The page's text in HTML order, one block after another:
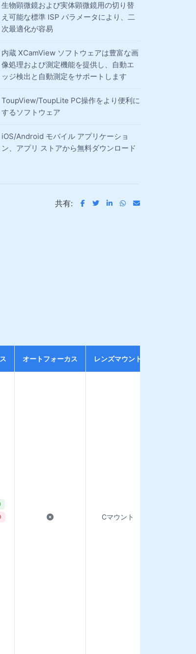
生物顕微鏡および実体顕微鏡用の切り替
え可能な標準 ISP パラメータにより、二
次最適化が容易
内蔵 XCamView ソフトウェアは豊富な画
像処理および測定機能を提供し、自動エ
ッジ検出と自動測定をサポートします
ToupView/ToupLite PC操作をより便利に
するソフトウェア
iOS/Android モバイル アプリケーショ
ン、アプリ ストアから無料ダウンロード
共有:
オートフォーカス レンズマウント
Cマウント